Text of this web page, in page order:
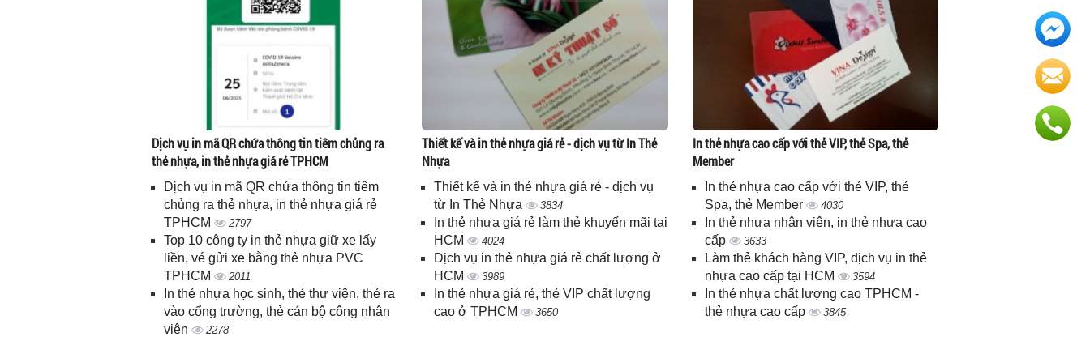
Dịch vụ in mã QR chứa thông tin tiêm chủng ra
thẻ nhựa, in thẻ nhựa giá rẻ TPHCM
Dịch vụ in mã QR chứa thông tin tiêm
chủng ra thẻ nhựa, in thẻ nhựa giá rẻ
TPHCM
2797
Top 10 công ty in thẻ nhựa giữ xe lấy
liền, vé gửi xe bằng thẻ nhựa PVC
TPHCM
2011
In thẻ nhựa học sinh, thẻ thư viện, thẻ ra
vào cổng trường, thẻ cán bộ công nhân
viên
2278
Thiết kế và in thẻ nhựa giá rẻ - dịch vụ từ In Thẻ
Nhựa
Thiết kế và in thẻ nhựa giá rẻ - dịch vụ
từ In Thẻ Nhựa
3834
In thẻ nhựa giá rẻ làm thẻ khuyến mãi tại
HCM
4024
Dịch vụ in thẻ nhựa giá rẻ chất lượng ở
HCM
3989
In thẻ nhựa giá rẻ, thẻ VIP chất lượng
cao ở TPHCM
3650
In thẻ nhựa cao cấp với thẻ VIP, thẻ Spa, thẻ
Member
In thẻ nhựa cao cấp với thẻ VIP, thẻ
Spa, thẻ Member
4030
In thẻ nhựa nhân viên, in thẻ nhựa cao
cấp
3633
Làm thẻ khách hàng VIP, dịch vụ in thẻ
nhựa cao cấp tại HCM
3594
In thẻ nhựa chất lượng cao TPHCM -
thẻ nhựa cao cấp
3845